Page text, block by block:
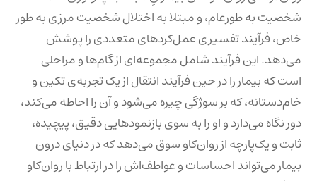
شخصیت به طورعام، و مبتلا به اختلال شخصیت مرزی به طور
خاص، فرآیند تفسیری عمل‌کردهای متعددی را پوشش
می‌دهد. این فرآیند شامل مجموعه‌ای از گام‌ها و مراحلی
است که بیمار را در حین فرآیند انتقال از یک تجربه‌ی تکین و‌
خام‌دستانه، که بر سوژگی چیره می‌شود و آن را احاطه می‌کند،
دور نگاه می‌دارد و او را به سوی بازنمودهایی دقیق، پیچیده،
ثابت و یک‌پارچه‌‌‌‌ از روان‌کاو سوق می‌دهد که در دنیای درون
بیمار می‌تواند احساسات و عواطف‌اش را در ارتباط با روان‌کاو